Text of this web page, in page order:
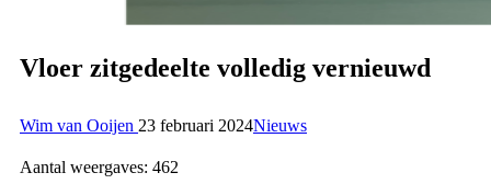
Vloer zitgedeelte volledig vernieuwd
Wim van Ooijen 23 februari 2024Nieuws
Aantal weergaves: 462